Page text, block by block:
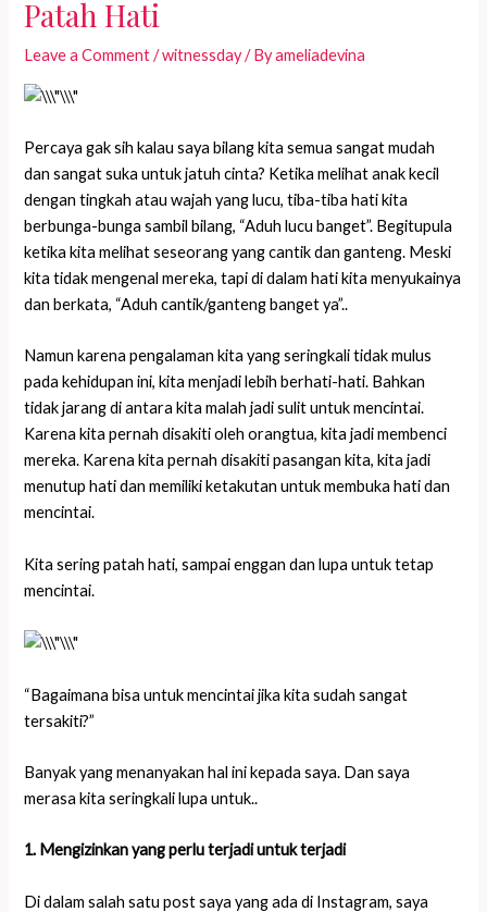
Patah Hati
Leave a Comment /witnessday/ Byameliadevina
Percaya gak sih kalau saya bilang kita semua sangat mudah
dan sangat suka untuk jatuh cinta? Ketika melihat anak kecil
dengan tingkah atau wajah yang lucu, tiba-tiba hati kita
berbunga-bunga sambil bilang, “Aduh lucu banget”. Begitupula
ketika kita melihat seseorang yang cantik dan ganteng. Meski
kita tidak mengenal mereka, tapi di dalam hati kita menyukainya
dan berkata, “Aduh cantik/ganteng banget ya”..
Namun karena pengalaman kita yang seringkali tidak mulus
pada kehidupan ini, kita menjadi lebih berhati-hati. Bahkan
tidak jarang di antara kita malah jadi sulit untuk mencintai.
Karena kita pernah disakiti oleh orangtua, kita jadi membenci
mereka. Karena kita pernah disakiti pasangan kita, kita jadi
menutup hati dan memiliki ketakutan untuk membuka hati dan
mencintai.
Kita sering patah hati, sampai enggan dan lupa untuk tetap
mencintai.
“Bagaimana bisa untuk mencintai jika kita sudah sangat
tersakiti?”
Banyak yang menanyakan hal ini kepada saya. Dan saya
merasa kita seringkali lupa untuk..
1. Mengizinkan yang perlu terjadi untuk terjadi
Di dalam salah satu post saya yang ada di Instagram, saya